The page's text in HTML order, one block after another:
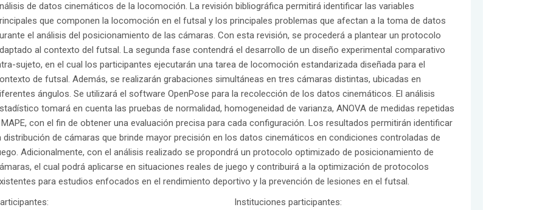
de datos cinemáticos de la locomoción. La revisión bibliográfica permitirá identificar las variables
que componen la locomoción en el futsal y los principales problemas que afectan a la toma de datos
el análisis del posicionamiento de las cámaras. Con esta revisión, se procederá a plantear un protocolo
al contexto del futsal. La segunda fase contendrá el desarrollo de un diseño experimental comparativo
sujeto, en el cual los participantes ejecutarán una tarea de locomoción estandarizada diseñada para el
de futsal. Además, se realizarán grabaciones simultáneas en tres cámaras distintas, ubicadas en
ángulos. Se utilizará el software OpenPose para la recolección de los datos cinemáticos. El análisis
tomará en cuenta las pruebas de normalidad, homogeneidad de varianza, ANOVA de medidas repetidas
con el fin de obtener una evaluación precisa para cada configuración. Los resultados permitirán identificar
distribución de cámaras que brinde mayor precisión en los datos cinemáticos en condiciones controladas de
Adicionalmente, con el análisis realizado se propondrá un protocolo optimizado de posicionamiento de
el cual podrá aplicarse en situaciones reales de juego y contribuirá a la optimización de protocolos
para estudios enfocados en el rendimiento deportivo y la prevención de lesiones en el futsal.
Instituciones participantes: